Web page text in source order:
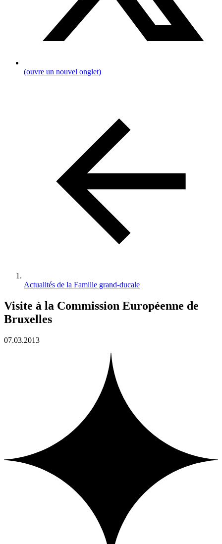
(ouvre un nouvel onglet)
Actualités de la Famille grand-ducale
Visite à la Commission Européenne de
Bruxelles
07.03.2013